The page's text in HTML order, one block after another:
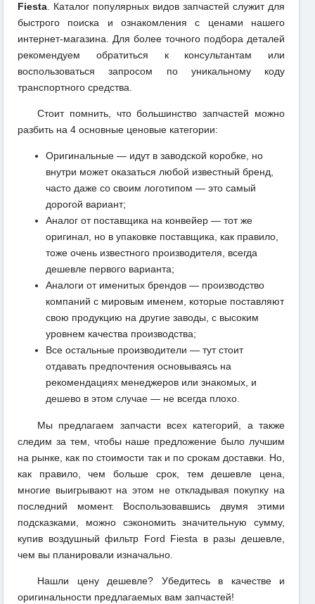
Fiesta. Каталог популярных видов запчастей служит для
быстрого поиска и ознакомления с ценами нашего
интернет-магазина. Для более точного подбора деталей
рекомендуем обратиться к консультантам или
воспользоваться запросом по уникальному коду
транспортного средства.
Стоит помнить, что большинство запчастей можно
разбить на 4 основные ценовые категории:
Оригинальные — идут в заводской коробке, но
внутри может оказаться любой известный бренд,
часто даже со своим логотипом — это самый
дорогой вариант;
Аналог от поставщика на конвейер — тот же
оригинал, но в упаковке поставщика, как правило,
тоже очень известного производителя, всегда
дешевле первого варианта;
Аналоги от именитых брендов — производство
компаний с мировым именем, которые поставляют
свою продукцию на другие заводы, с высоким
уровнем качества производства;
Все остальные производители — тут стоит
отдавать предпочтения основываясь на
рекомендациях менеджеров или знакомых, и
дешево в этом случае — не всегда плохо.
Мы предлагаем запчасти всех категорий, а также
следим за тем, чтобы наше предложение было лучшим
на рынке, как по стоимости так и по срокам доставки. Но,
как правило, чем больше срок, тем дешевле цена,
многие выигрывают на этом не откладывая покупку на
последний момент. Воспользовавшись двумя этими
подсказками, можно сэкономить значительную сумму,
купив воздушный фильтр Ford Fiesta в разы дешевле,
чем вы планировали изначально.
Нашли цену дешевле? Убедитесь в качестве и
оригинальности предлагаемых вам запчастей!